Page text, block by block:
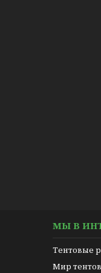
МЫ В
Тентовые
Мир